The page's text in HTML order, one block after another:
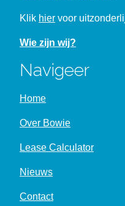
Klik hier voor
Wie zijn wij?
Navigeer
Home
Over Bowie
Lease Calculator
Nieuws
Contact